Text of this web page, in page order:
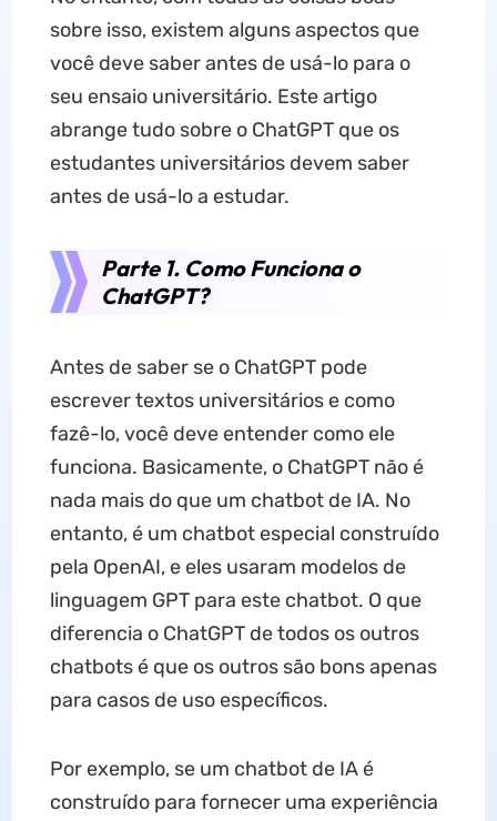
sobre isso, existem alguns aspectos que
você deve saber antes de usá-lo para o
seu ensaio universitário. Este artigo
abrange tudo sobre o ChatGPT que os
estudantes universitários devem saber
antes de usá-lo a estudar.
Parte 1. Como Funciona o
ChatGPT?
Antes de saber se o ChatGPT pode
escrever textos universitários e como
fazê-lo, você deve entender como ele
funciona. Basicamente, o ChatGPT não é
nada mais do que um chatbot de IA. No
entanto, é um chatbot especial construído
pela OpenAI, e eles usaram modelos de
linguagem GPT para este chatbot. O que
diferencia o ChatGPT de todos os outros
chatbots é que os outros são bons apenas
para casos de uso específicos.
Por exemplo, se um chatbot de IA é
construído para fornecer uma experiência